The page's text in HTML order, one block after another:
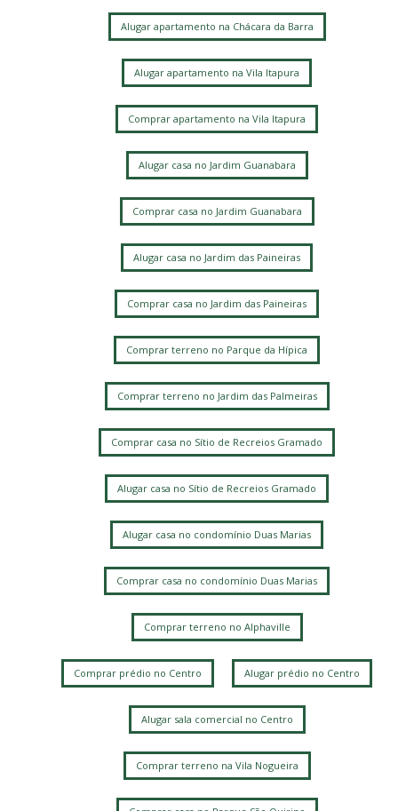
Alugar apartamento na Chácara da Barra
Alugar apartamento na Vila Itapura
Comprar apartamento na Vila Itapura
Alugar casa no Jardim Guanabara
Comprar casa no Jardim Guanabara
Alugar casa no Jardim das Paineiras
Comprar casa no Jardim das Paineiras
Comprar terreno no Parque da Hípica
Comprar terreno no Jardim das Palmeiras
Comprar casa no Sítio de Recreios Gramado
Alugar casa no Sítio de Recreios Gramado
Alugar casa no condomínio Duas Marias
Comprar casa no condomínio Duas Marias
Comprar terreno no Alphaville
Comprar prédio no Centro Alugar prédio no Centro
Alugar sala comercial no Centro
Comprar terreno na Vila Nogueira